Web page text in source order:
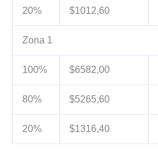
20% $1012,60
Zona 1
100% $6582,00
80% $5265,60
20% $1316,40